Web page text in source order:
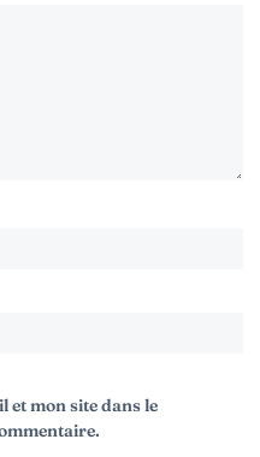
et mon site dans le